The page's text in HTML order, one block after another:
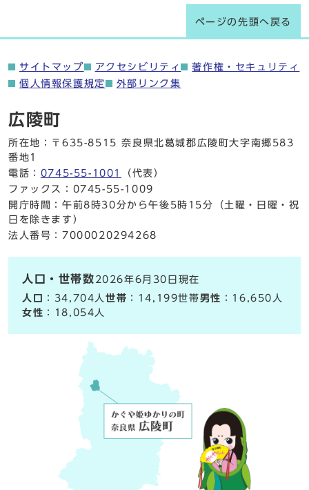
ページの先頭へ戻る
サイトマップ アクセシビリティ
著作権・セキュリティ
個人情報保護規定
外部リンク集
広陵町
所在地：〒635-8515 奈良県北葛城郡広陵町大字南郷583
番地1
電話： 0745-55-1001
（代表）
ファックス：0745-55-1009
開庁時間：午前8時30分から午後5時15分（土曜・日曜・祝
日を除きます）
法人番号：7000020294268
人口・世帯数 2026年6月30日現在
人口
：34,704人世帯 ：14,199世帯男性 ：16,650人
女性 ：18,054人